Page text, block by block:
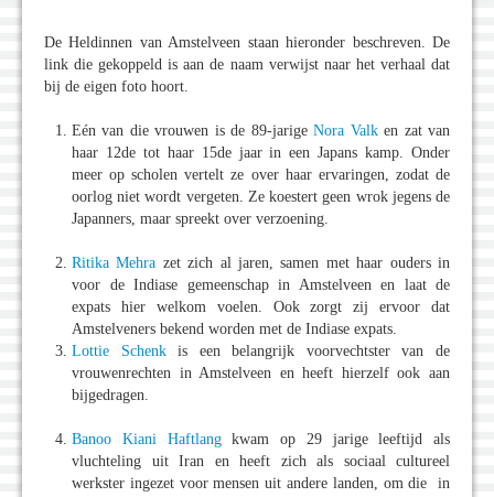
De Heldinnen van Amstelveen staan hieronder beschreven. De
link die gekoppeld is aan de naam verwijst naar het verhaal dat
bij de eigen foto hoort.
Eén van die vrouwen is de 89-jarigeNora Valken zat van
haar 12de tot haar 15de jaar in een Japans kamp. Onder
meer op scholen vertelt ze over haar ervaringen, zodat de
oorlog niet wordt vergeten. Ze koestert geen wrok jegens de
Japanners, maar spreekt over verzoening.
Ritika Mehra zet zich al jaren, samen met haar ouders in
voor de Indiase gemeenschap in Amstelveen en laat de
expats hier welkom voelen. Ook zorgt zij ervoor dat
Amstelveners bekend worden met de Indiase expats.
Lottie Schenkis een belangrijk voorvechtster van de
vrouwenrechten in Amstelveen en heeft hierzelf ook aan
bijgedragen.
Banoo Kiani Haftlangkwam op 29 jarige leeftijd als
vluchteling uit Iran en heeft zich als sociaal cultureel
werkster ingezet voor mensen uit andere landen, om die in